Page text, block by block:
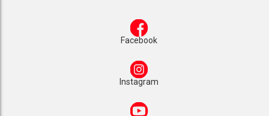
Facebook
Instagram